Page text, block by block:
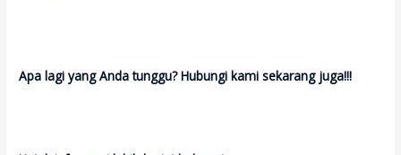
Apa lagi yang Anda tunggu? Hubungi kami sekarang juga!!!